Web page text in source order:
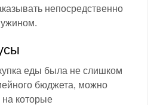
непосредственно
еды была не слишком
бюджета, можно
на которые